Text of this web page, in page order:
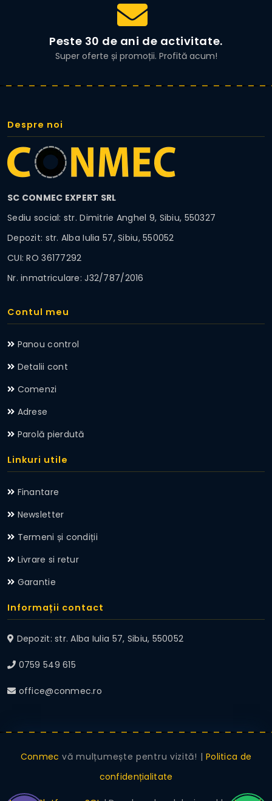
Peste 30 de ani de activitate.
Super oferte și promoții. Profită acum!
Despre noi
SC CONMEC EXPERT SRL
Sediu social: str. Dimitrie Anghel 9, Sibiu, 550327
Depozit: str. Alba Iulia 57, Sibiu, 550052
CUI: RO 36177292
Nr. inmatriculare: J32/787/2016
Contul meu
Panou control
Detalii cont
Comenzi
Adrese
Parolă pierdută
Linkuri utile
Finantare
Newsletter
Termeni și condiții
Livrare si retur
Garantie
Informații contact
Depozit: str. Alba Iulia 57, Sibiu, 550052
0759 549 615
office@conmec.ro
Conmec vă mulțumește pentru vizită! | Politica de
confidențialitate